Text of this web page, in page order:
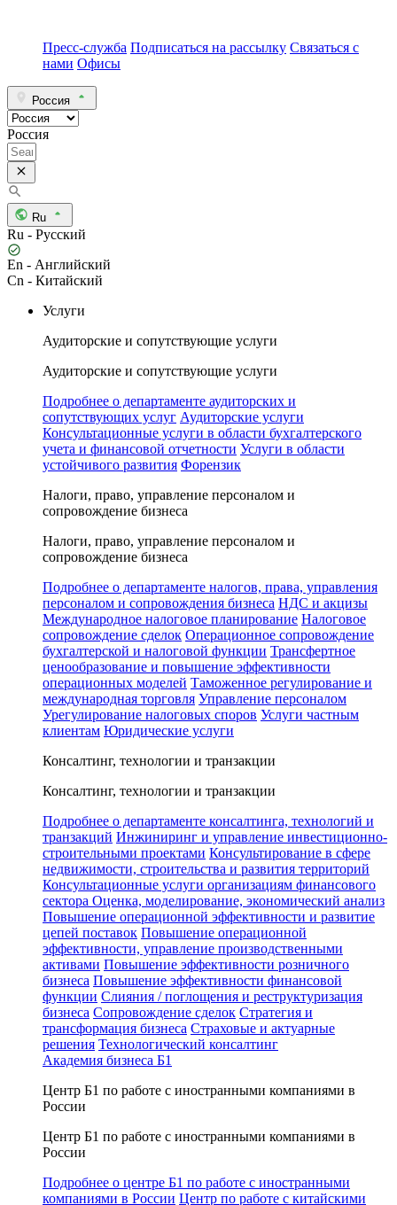
Пресс-служба Подписаться на рассылку Связаться с
нами Офисы
Россия
Россия
Ru
Ru - Русский
En - Английский
Cn - Китайский
Услуги
Аудиторские и сопутствующие услуги
Аудиторские и сопутствующие услуги
Подробнее о департаменте аудиторских и
сопутствующих услуг Аудиторские услуги
Консультационные услуги в области бухгалтерского
учета и финансовой отчетности Услуги в области
устойчивого развития Форензик
Налоги, право, управление персоналом и
сопровождение бизнеса
Налоги, право, управление персоналом и
сопровождение бизнеса
Подробнее о департаменте налогов, права, управления
персоналом и сопровождения бизнеса НДС и акцизы
Международное налоговое планирование Налоговое
сопровождение сделок Операционное сопровождение
бухгалтерской и налоговой функции Трансфертное
ценообразование и повышение эффективности
операционных моделей Таможенное регулирование и
международная торговля Управление персоналом
Урегулирование налоговых споров Услуги частным
клиентам Юридические услуги
Консалтинг, технологии и транзакции
Консалтинг, технологии и транзакции
Подробнее о департаменте консалтинга, технологий и
транзакций Инжиниринг и управление инвестиционно-
строительными проектами Консультирование в сфере
недвижимости, строительства и развития территорий
Консультационные услуги организациям финансового
сектора Оценка, моделирование, экономический анализ
Повышение операционной эффективности и развитие
цепей поставок Повышение операционной
эффективности, управление производственными
активами Повышение эффективности розничного
бизнеса Повышение эффективности финансовой
функции Слияния / поглощения и реструктуризация
бизнеса Сопровождение сделок Стратегия и
трансформация бизнеса Страховые и актуарные
решения Технологический консалтинг
Академия бизнеса Б1
Центр Б1 по работе с иностранными компаниями в
России
Центр Б1 по работе с иностранными компаниями в
России
Подробнее о центре Б1 по работе с иностранными
компаниями в России Центр по работе с китайскими